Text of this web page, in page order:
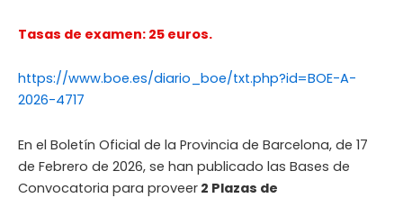
Tasas de examen: 25 euros.
https://www.boe.es/diario_boe/txt.php?id=BOE-A-
2026-4717
En el Boletín Oficial de la Provincia de Barcelona, de 17
de Febrero de 2026, se han publicado las Bases de
Convocatoria para proveer 2 Plazas de